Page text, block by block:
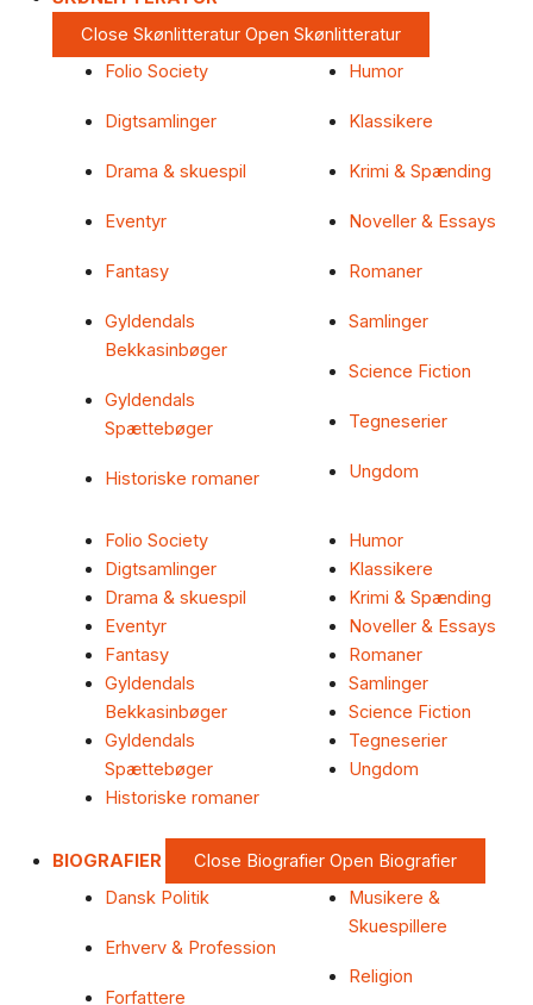
Close Skønlitteratur Open Skønlitteratur
Folio Society
Digtsamlinger
Drama & skuespil
Eventyr
Fantasy
Gyldendals
Bekkasinbøger
Gyldendals
Spættebøger
Historiske romaner
Humor
Klassikere
Krimi & Spænding
Noveller & Essays
Romaner
Samlinger
Science Fiction
Tegneserier
Ungdom
Folio Society
Digtsamlinger
Drama & skuespil
Eventyr
Fantasy
Gyldendals
Bekkasinbøger
Gyldendals
Spættebøger
Historiske romaner
Humor
Klassikere
Krimi & Spænding
Noveller & Essays
Romaner
Samlinger
Science Fiction
Tegneserier
Ungdom
BIOGRAFIER Close Biografier Open Biografier
Dansk Politik
Erhverv & Profession
Forfattere
Musikere &
Skuespillere
Religion